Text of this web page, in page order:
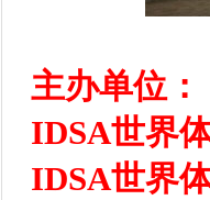
主办单位：
IDSA世界
IDSA世界